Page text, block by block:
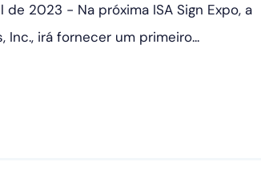
de 2023 - Na próxima ISA Sign Expo, a
Inc., irá fornecer um primeiro...